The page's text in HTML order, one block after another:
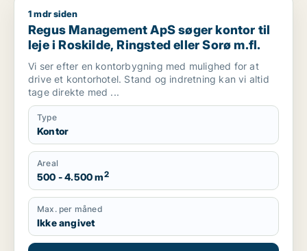
Regus Management ApS søger kontor til leje i Roskilde,
1 mdr siden
Regus Management ApS søger kontor til
leje i Roskilde, Ringsted eller Sorø m.fl.
Vi ser efter en kontorbygning med mulighed for at
drive et kontorhotel. Stand og indretning kan vi altid
tage direkte med ...
Type
Kontor
Areal
500 - 4.500 m2
Max. per måned
Ikke angivet